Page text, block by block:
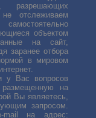
разрешающих
отслеживаем
объектом
на сайт,
заранее отбора
в мировом
у Вас вопросов
на
Вы являетесь,
запросом.
mail на адрес: